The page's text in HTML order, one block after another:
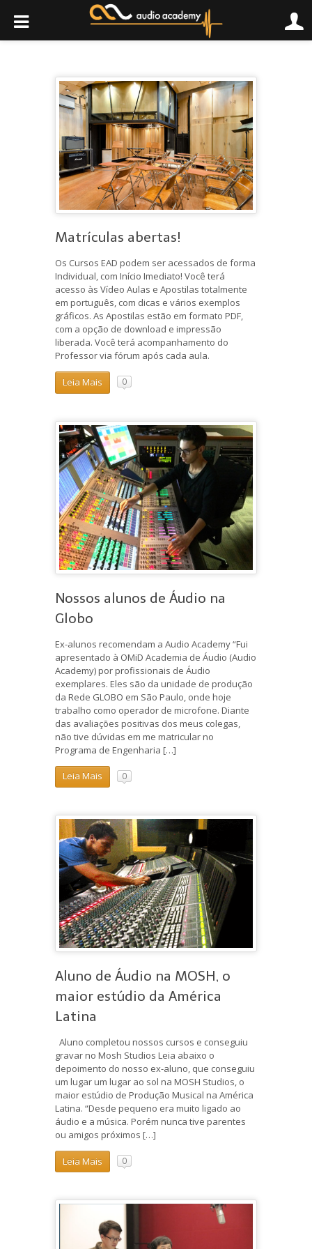
Matrículas abertas!
Os Cursos EAD podem ser acessados de forma
Individual, com Início Imediato! Você terá
acesso às Vídeo Aulas e Apostilas totalmente
em português, com dicas e vários exemplos
gráficos. As Apostilas estão em formato PDF,
com a opção de download e impressão
liberada. Você terá acompanhamento do
Professor via fórum após cada aula.
Leia Mais 0
Nossos alunos de Áudio na
Globo
Ex-alunos recomendam a Audio Academy “Fui
apresentado à OMiD Academia de Áudio (Audio
Academy) por profissionais de Áudio
exemplares. Eles são da unidade de produção
da Rede GLOBO em São Paulo, onde hoje
trabalho como operador de microfone. Diante
das avaliações positivas dos meus colegas,
não tive dúvidas em me matricular no
Programa de Engenharia […]
Leia Mais 0
Aluno de Áudio na MOSH, o
maior estúdio da América
Latina
Aluno completou nossos cursos e conseguiu
gravar no Mosh Studios Leia abaixo o
depoimento do nosso ex-aluno, que conseguiu
um lugar um lugar ao sol na MOSH Studios, o
maior estúdio de Produção Musical na América
Latina. “Desde pequeno era muito ligado ao
áudio e a música. Porém nunca tive parentes
ou amigos próximos […]
Leia Mais 0